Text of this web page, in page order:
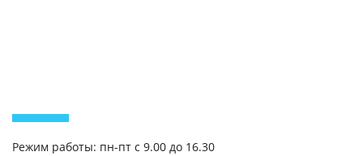
Режим работы: пн-пт с 9.00 до 16.30